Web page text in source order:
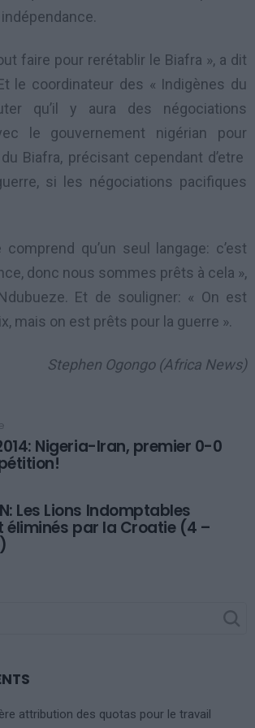
faire pour rerétablir le Biafra », a dit
le coordinateur des « Indigènes du
qu’il y aura des négociations
le gouvernement nigérian pour
Biafra, précisant cependant d’etre
si les négociations pacifiques
qu’un seul langage: c’est
donc nous sommes prêts à cela »,
Et de souligner: « On est
mais on est prêts pour la guerre ».
Stephen Ogongo (Africa News)
Nigeria-Iran, premier 0-0
Les Lions Indomptables
éliminés par la Croatie (4 –
attribution des quotas pour le travail